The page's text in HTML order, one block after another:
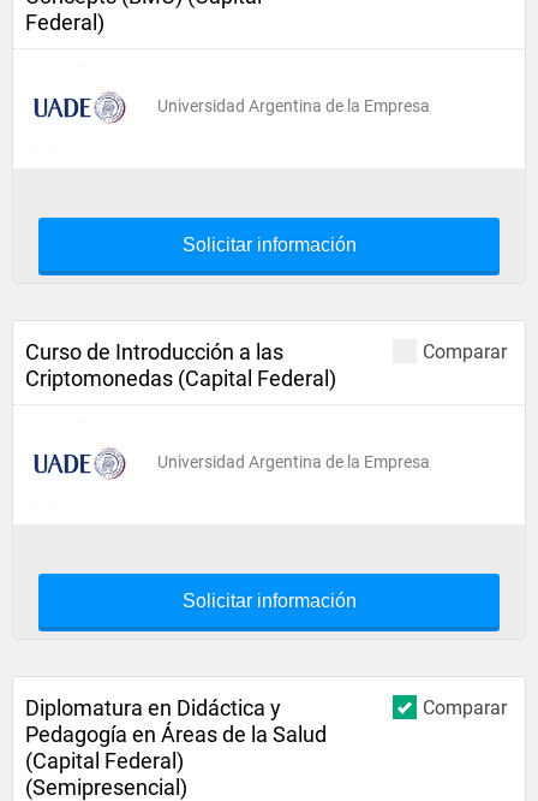
Federal)
Universidad Argentina de la Empresa
Solicitar información
Comparar
Curso de Introducción a las
Criptomonedas (Capital Federal)
Universidad Argentina de la Empresa
Solicitar información
Comparar
Diplomatura en Didáctica y
Pedagogía en Áreas de la Salud
(Capital Federal)
(Semipresencial)